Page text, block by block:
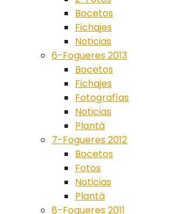
Bocetos
Fichajes
Noticias
6-Fogueres 2013
Bocetos
Fichajes
Fotografías
Noticias
Plantà
7-Fogueres 2012
Bocetos
Fotos
Noticias
Plantà
8-Fogueres 2011